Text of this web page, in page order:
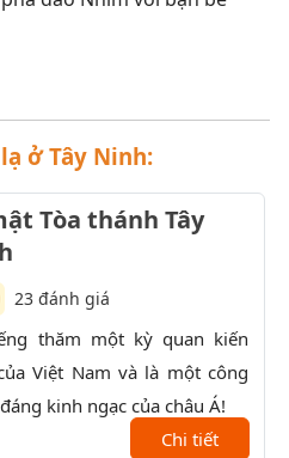
ở Tây Ninh:
Tòa thánh Tây
23 đánh giá
thăm một kỳ quan kiến
Việt Nam và là một công
kinh ngạc của châu Á!
Chi tiết